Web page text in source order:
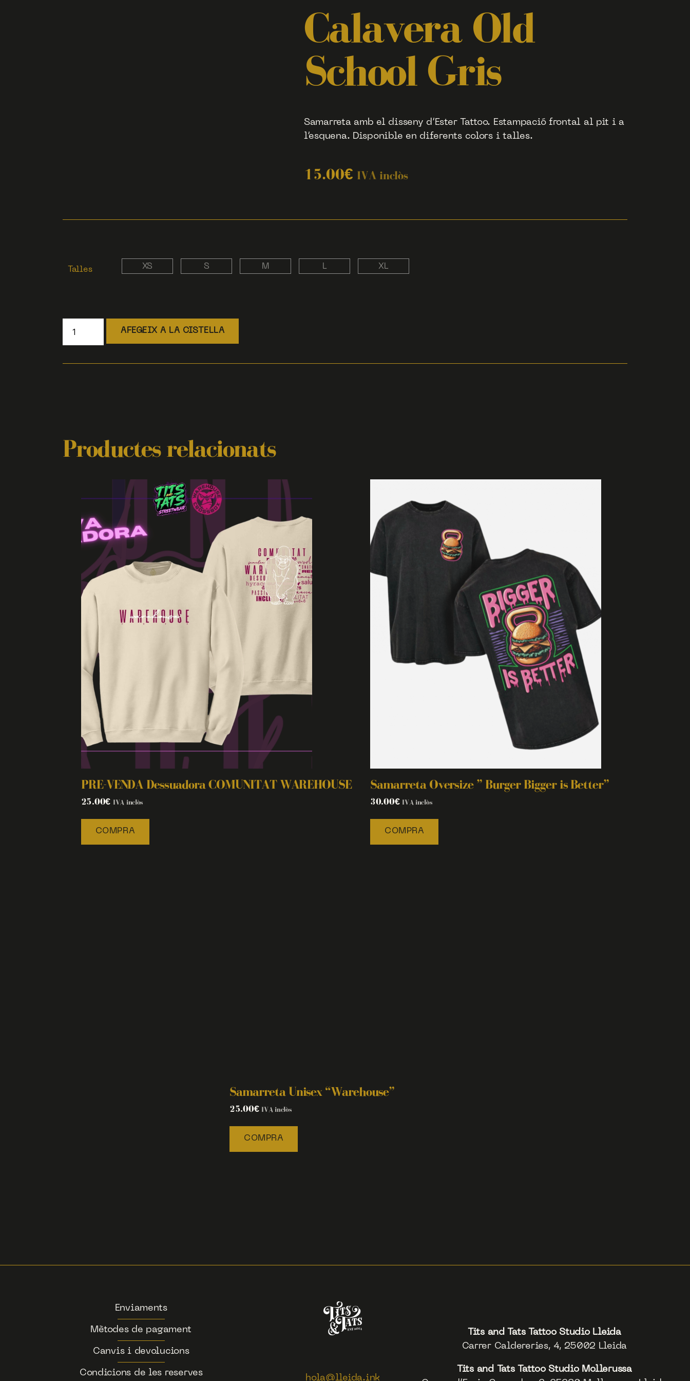
Calavera Old
School Gris
Samarreta amb el disseny d’Ester Tattoo. Estampació frontal al pit i a
l’esquena. Disponible en diferents colors i talles.
15.00€ IVA inclòs
Talles XS S M L XL
AFEGEIX A LA CISTELLA
Productes relacionats
PRE-VENDA Dessuadora COMUNITAT WAREHOUSE
25.00€ IVA inclòs
COMPRA
Samarreta Oversize ” Burger Bigger is Better”
30.00€ IVA inclòs
COMPRA
Samarreta Unisex “Warehouse”
Enviaments